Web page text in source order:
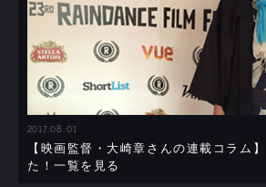
2017.08.01
【映画監督・大崎章さんの連載コラム
た！一覧を見る